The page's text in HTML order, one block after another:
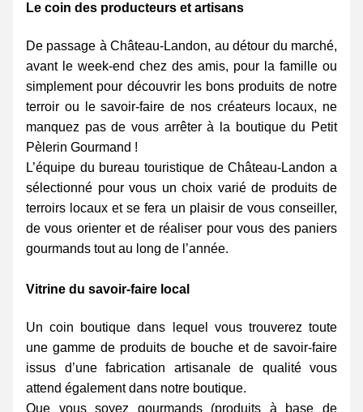
Le coin des producteurs et artisans
De passage à Château-Landon, au détour du marché,
avant le week-end chez des amis, pour la famille ou
simplement pour découvrir les bons produits de notre
terroir ou le savoir-faire de nos créateurs locaux, ne
manquez pas de vous arrêter à la boutique du Petit
Pèlerin Gourmand !
L’équipe du bureau touristique de Château-Landon a
sélectionné pour vous un choix varié de produits de
terroirs locaux et se fera un plaisir de vous conseiller,
de vous orienter et de réaliser pour vous des paniers
gourmands tout au long de l’année.
Vitrine du savoir-faire local
Un coin boutique dans lequel vous trouverez toute
une gamme de produits de bouche et de savoir-faire
issus d’une fabrication artisanale de qualité vous
attend également dans notre boutique.
Que vous soyez gourmands (produits à base de